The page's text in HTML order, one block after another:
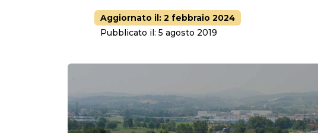
Aggiornato il: 2 febbraio 2024
Pubblicato il: 5 agosto 2019